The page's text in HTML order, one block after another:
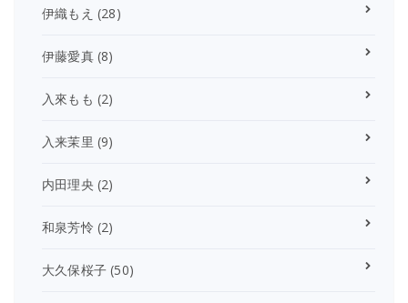
伊織もえ (28)
伊藤愛真(8)
入來もも (2)
入来茉里 (9)
内田理央 (2)
和泉芳怜 (2)
大久保桜子 (50)